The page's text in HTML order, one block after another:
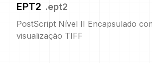
EPT2 .ept2
PostScript Nível II Encapsulado
visualização TIFF